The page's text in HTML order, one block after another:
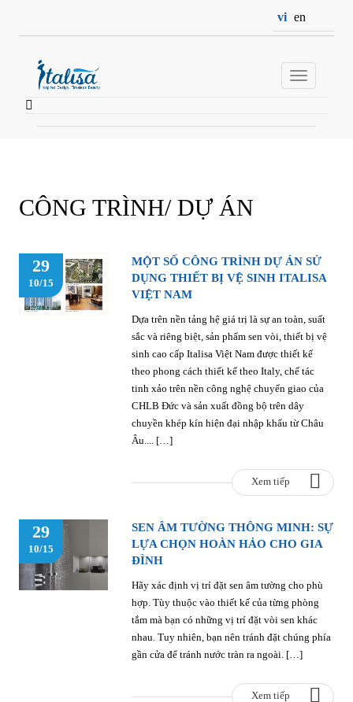
vi en
Toggle
navigation
CÔNG TRÌNH/ DỰ ÁN
29
10/15
MỘT SỐ CÔNG TRÌNH DỰ ÁN SỬ
DỤNG THIẾT BỊ VỆ SINH ITALISA
VIỆT NAM
Dựa trên nền tảng hệ giá trị là sự an toàn, suất
sắc và riêng biệt, sản phẩm sen vòi, thiết bị vệ
sinh cao cấp Italisa Việt Nam được thiết kế
theo phong cách thiết kế theo Italy, chế tác
tinh xảo trên nền công nghệ chuyển giao của
CHLB Đức và sản xuất đồng bộ trên dây
chuyền khép kín hiện đại nhập khẩu từ Châu
Âu.... […]
Xem tiếp
29
10/15
SEN ÂM TƯỜNG THÔNG MINH: SỰ
LỰA CHỌN HOÀN HẢO CHO GIA
ĐÌNH
Hãy xác định vị trí đặt sen âm tường cho phù
hợp. Tùy thuộc vào thiết kế của từng phòng
tắm mà bạn có những vị trí đặt vòi sen khác
nhau. Tuy nhiên, bạn nên tránh đặt chúng phía
gần cửa để tránh nước tràn ra ngoài. […]
Xem tiếp